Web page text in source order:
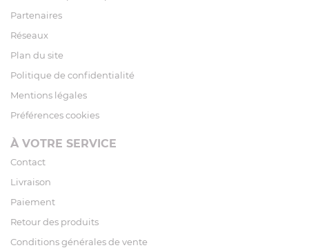
Partenaires
Réseaux
Plan du site
Politique de confidentialité
Mentions légales
Préférences cookies
À VOTRE SERVICE
Contact
Livraison
Paiement
Retour des produits
Conditions générales de vente